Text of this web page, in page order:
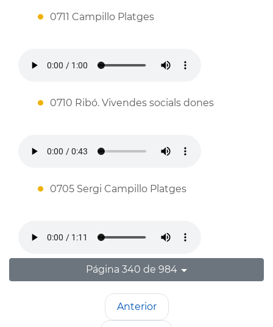
0711 Campillo Platges
0710 Ribó. Vivendes socials dones
0705 Sergi Campillo Platges
Página 340 de 984
Anterior